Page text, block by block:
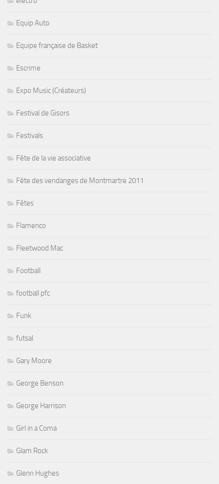
Equip Auto
Equipe française de Basket
Escrime
Expo Music (Créateurs)
Festival de Gisors
Festivals
Fête de la vie associative
Fête des vendanges de Montmartre 2011
Fêtes
Flamenco
Fleetwood Mac
Football
football pfc
Funk
futsal
Gary Moore
George Benson
George Harrison
Girl in a Coma
Glam Rock
Glenn Hughes